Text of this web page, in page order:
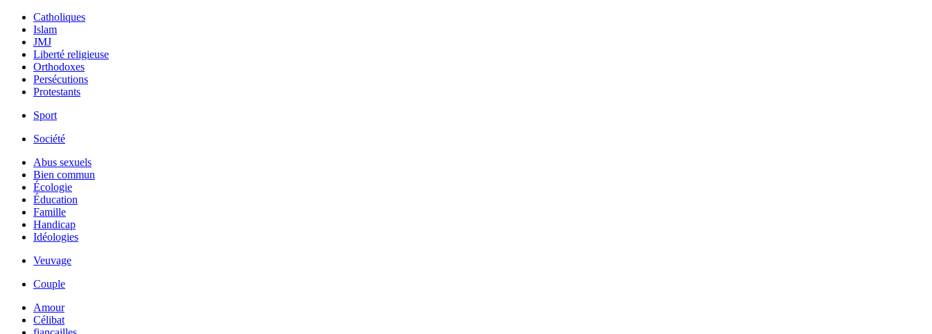
Catholiques
Islam
JMJ
Liberté religieuse
Orthodoxes
Persécutions
Protestants
Sport
Société
Abus sexuels
Bien commun
Écologie
Éducation
Famille
Handicap
Idéologies
Veuvage
Couple
Amour
Célibat